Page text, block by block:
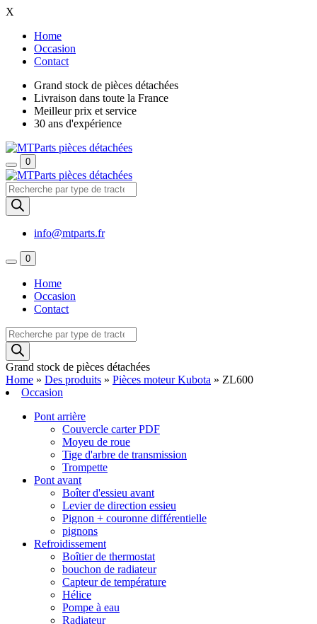
X
Home
Occasion
Contact
Grand stock de pièces détachées
Livraison dans toute la France
Meilleur prix et service
30 ans d'expérience
0
Recherche
de
produits
info@mtparts.fr
0
Home
Occasion
Contact
Recherche
de
produits
Grand stock de pièces détachées
Home » Des produits » Pièces moteur Kubota » ZL600
Occasion
Pont arrière
Couvercle carter PDF
Moyeu de roue
Tige d'arbre de transmission
Trompette
Pont avant
Boîter d'essieu avant
Levier de direction essieu
Pignon + couronne différentielle
pignons
Refroidissement
Boîtier de thermostat
bouchon de radiateur
Capteur de température
Hélice
Pompe à eau
Radiateur